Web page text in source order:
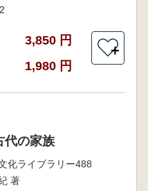
3,850 円
1,980 円
＋
代の家族
化ライブラリー488
著